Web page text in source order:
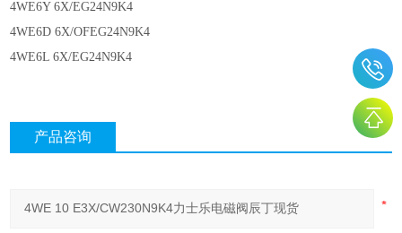
4WE6Y 6X/EG24N9K4
4WE6D 6X/OFEG24N9K4
4WE6L 6X/EG24N9K4
产品咨询